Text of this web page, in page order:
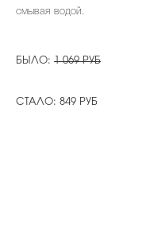
смывая водой.
БЫЛО: 1 069 РУБ
СТАЛО: 849 РУБ